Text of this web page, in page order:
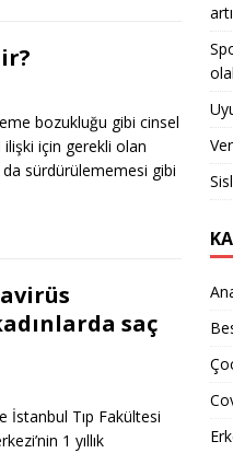
bozukluğu gibi cinsel
ilişki için gerekli olan
sürdürülememesi gibi
saç
İstanbul Tıp Fakültesi
1 yıllık